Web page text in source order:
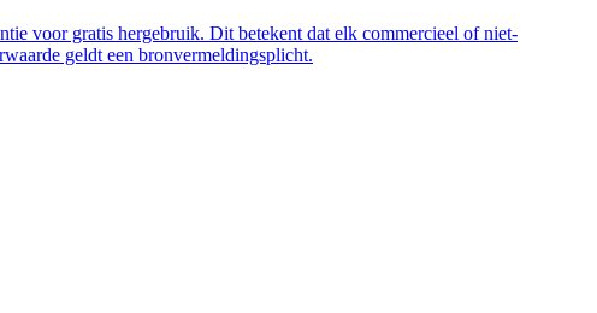
voor gratis hergebruik. Dit betekent dat elk commercieel of niet-
geldt een bronvermeldingsplicht.